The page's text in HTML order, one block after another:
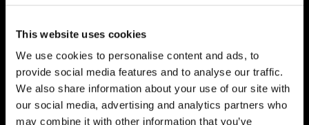
This website uses cookies
We use cookies to personalise content and ads, to
provide social media features and to analyse our traffic.
We also share information about your use of our site with
our social media, advertising and analytics partners who
may combine it with other information that you’ve
Dale forma al
futuro de tu marca